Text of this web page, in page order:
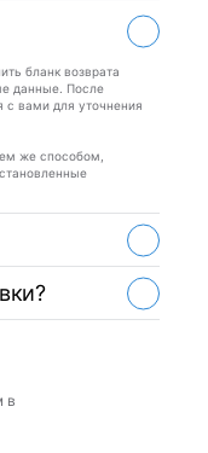
бланк возврата
данные. После
с вами для уточнения
же способом,
в